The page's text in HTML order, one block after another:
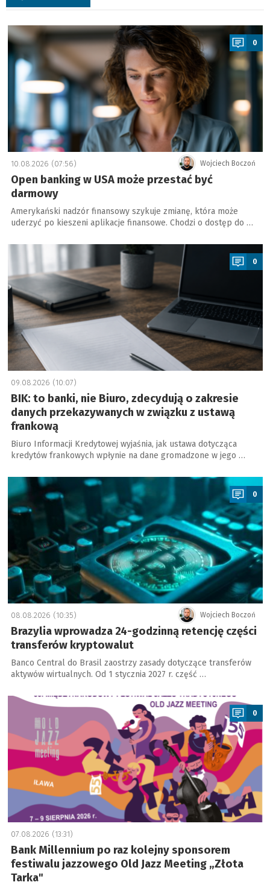
a
0
Wojciech Boczoń
10.08.2026 (07:56)
Open banking w USA może przestać być
darmowy
Amerykański nadzór finansowy szykuje zmianę, która może
uderzyć po kieszeni aplikacje finansowe. Chodzi o dostęp do …
a
0
09.08.2026 (10:07)
BIK: to banki, nie Biuro, zdecydują o zakresie
danych przekazywanych w związku z ustawą
frankową
Biuro Informacji Kredytowej wyjaśnia, jak ustawa dotycząca
kredytów frankowych wpłynie na dane gromadzone w jego …
a
0
Wojciech Boczoń
08.08.2026 (10:35)
Brazylia wprowadza 24-godzinną retencję części
transferów kryptowalut
Banco Central do Brasil zaostrzy zasady dotyczące transferów
aktywów wirtualnych. Od 1 stycznia 2027 r. część …
a
0
07.08.2026 (13:31)
Bank Millennium po raz kolejny sponsorem
festiwalu jazzowego Old Jazz Meeting „Złota
Tarka"